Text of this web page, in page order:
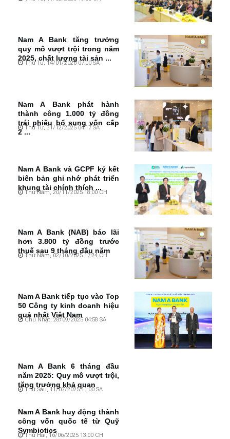
Nam A Bank tăng trưởng
quy mô vượt trội trong năm
2025, chất lượng tài sản ...
Thứ Tư, 14/01/2026 07:00 SA
Nam A Bank phát hành
thành công 1.000 tỷ đồng
trái phiếu bổ sung vốn cấp
2 ...
Thứ Tư, 31/12/2025 04:17 SA
Nam A Bank và GCPF ký kết
biên bản ghi nhớ phát triển
khung tài chính thích ...
Thứ Năm, 20/11/2025 18:00 CH
Nam A Bank (NAB) báo lãi
hơn 3.800 tỷ đồng trước
thuế sau 9 tháng đầu năm
Thứ Năm, 02/10/2025 17:24 CH
Nam A Bank tiếp tục vào Top
50 Công ty kinh doanh hiệu
quả nhất Việt Nam
Chủ Nhật, 28/09/2025 04:58 SA
Nam A Bank 6 tháng đầu
năm 2025: Quy mô vượt trội,
tăng trưởng khả quan
Thứ Sáu, 11/07/2025 11:00 SA
Nam A Bank huy động thành
công vốn quốc tế từ Quỹ
Symbiotics
Thứ Hai, 16/06/2025 13:00 CH